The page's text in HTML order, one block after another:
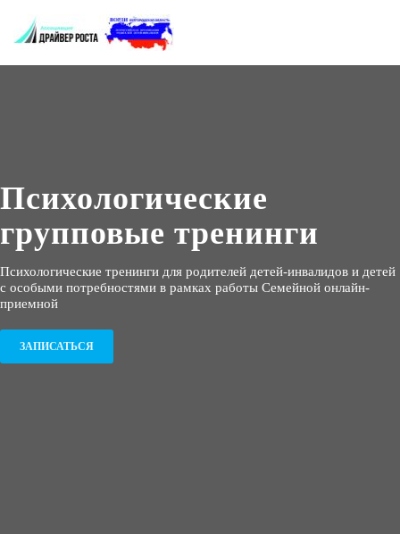
Психологические
групповые тренинги
Психологические тренинги для родителей детей-инвалидов и детей
с особыми потребностями в рамках работы Семейной онлайн-
приемной
ЗАПИСАТЬСЯ